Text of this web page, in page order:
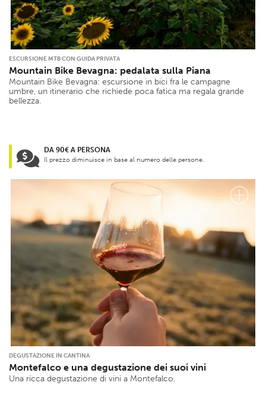
ESCURSIONE MTB CON GUIDA PRIVATA
Mountain Bike Bevagna: pedalata sulla Piana
Mountain Bike Bevagna: escursione in bici fra le campagne
umbre, un itinerario che richiede poca fatica ma regala grande
bellezza.
DA 90€ A PERSONA
Il prezzo diminuisce in base al numero delle persone.
DEGUSTAZIONE IN CANTINA
Montefalco e una degustazione dei suoi vini
Una ricca degustazione di vini a Montefalco.